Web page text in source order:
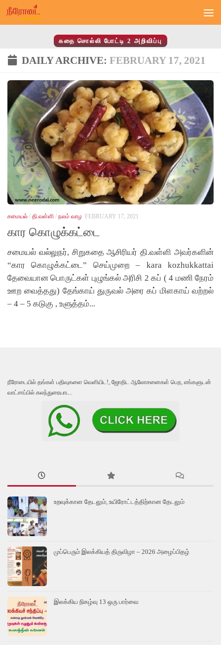
Skip to content
கதை சொல்லி போட்டி 2 அறிவிப்பு
DAILY ARCHIVE: FEBRUARY 17, 2021
சமையல் / தி.வள்ளி / நலம் வாழ FEBRUARY 17, 2021
கார கொழுக்கட்டை
சமையல் வல்லுநர், சிறுகதை ஆசிரியர் தி.வள்ளி அவர்களின்
“கார கொழுக்கட்டை” செய்முறை – kara kozhukkattai
தேவையான பொருட்கள் புழுங்கல் அரிசி 2 கப் ( 4 மணி நேரம்
ஊற வைத்தது) தேங்காய் துருவல் அரை கப் மிளகாய் வற்றல்
– 4 – 5 கடுகு , உளுத்தம்...
நீரோடையில் தங்கள் பதிவுகளை வெளியிட!, ஜோதிட ஆலோசனைகள் பெற, எங்களுடன்
வாட்சாப்பில் கலந்துரையாட..
உறவுக்கான தேடலும், உயிரோட்டத்திற்கான தேடலும்
முப்பெரும் இலக்கியத் திருவிழா – 2026 அழைப்பிதழ்
இலக்கிய நிகழ்வு 13 ஒரு பார்வை